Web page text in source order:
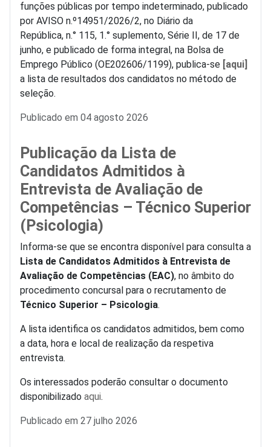
funções públicas por tempo indeterminado, publicado
por AVISO n.º14951/2026/2, no Diário da
República, n.° 115, 1.° suplemento, Série II, de 17 de
junho, e publicado de forma integral, na Bolsa de
Emprego Público (OE202606/1199), publica-se [aqui]
a lista de resultados dos candidatos no método de
seleção.
Detalhes
Publicado em 04 agosto 2026
Publicação da Lista de
Candidatos Admitidos à
Entrevista de Avaliação de
Competências – Técnico Superior
(Psicologia)
Informa-se que se encontra disponível para consulta a
Lista de Candidatos Admitidos à Entrevista de
Avaliação de Competências (EAC), no âmbito do
procedimento concursal para o recrutamento de
Técnico Superior – Psicologia.
A lista identifica os candidatos admitidos, bem como
a data, hora e local de realização da respetiva
entrevista.
Os interessados poderão consultar o documento
disponibilizado aqui.
Detalhes
Publicado em 27 julho 2026